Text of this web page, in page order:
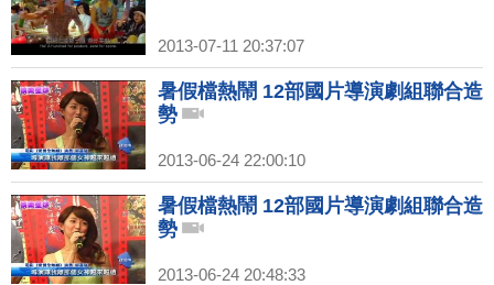
2013-07-11 20:37:07
暑假檔熱鬧 12部國片導演劇組聯合造
勢
2013-06-24 22:00:10
暑假檔熱鬧 12部國片導演劇組聯合造
勢
2013-06-24 20:48:33